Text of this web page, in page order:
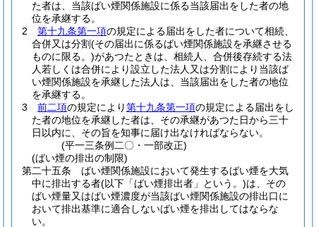
た者は、当該ばい煙関係施設に係る当該届出をした者の地
位を承継する。
2
第十九条第一項の規定による届出をした者について相続、
合併又は分割(その届出に係るばい煙関係施設を承継させる
ものに限る。)があつたときは、相続人、合併後存続する法
人若しくは合併により設立した法人又は分割により当該ば
い煙関係施設を承継した法人は、当該届出をした者の地位
を承継する。
3
前二項の規定により第十九条第一項の規定による届出をし
た者の地位を承継した者は、その承継があつた日から三十
日以内に、その旨を知事に届け出なければならない。
(平一三条例二〇・一部改正)
(ばい煙の排出の制限)
第二十五条
ばい煙関係施設において発生するばい煙を大気
中に排出する者(以下「ばい煙排出者」という。)は、その
ばい煙量又はばい煙濃度が当該ばい煙関係施設の排出口に
おいて排出基準に適合しないばい煙を排出してはならな
い。